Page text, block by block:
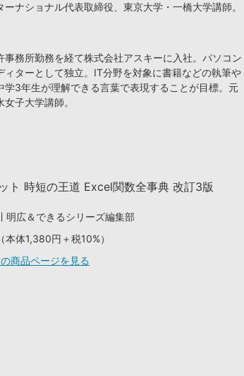
ナショナル代表取締役、東京大学・一橋大学講師。
務所勤務を経て株式会社アスキーに入社。パソコン
ターとして独立。IT分野を対象に書籍などの執筆や
3年生が理解できる言葉で表現することが目標。元
子大学講師。
ト 時短の王道 Excel関数全事典 改訂3版
明広＆できるシリーズ編集部
本体1,380円＋税10%）
商品ページを見る